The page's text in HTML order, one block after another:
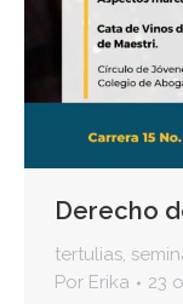
Derecho
tertulias,
Por Erika 23